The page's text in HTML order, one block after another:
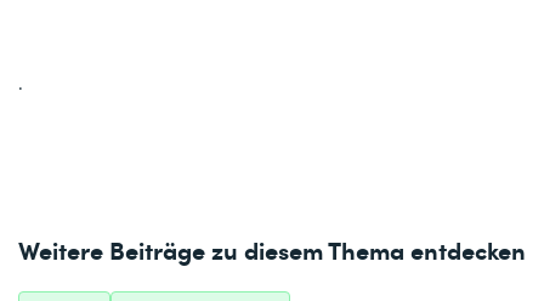
.
Weitere Beiträge zu diesem Thema entdecken